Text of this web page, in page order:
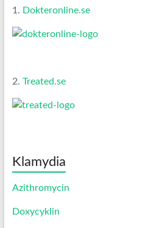
1. Dokteronline.se
2. Treated.se
Klamydia
Azithromycin
Doxycyklin